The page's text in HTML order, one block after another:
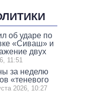
об ударе по
«Сиваш» и
двух
11:51
за неделю
«теневого
2026, 10:27